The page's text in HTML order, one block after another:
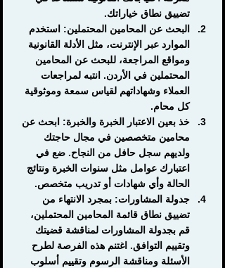
تضييق نطاق خياراتك.
البحث عن المحامين المحتملين: استخدم
الموارد عبر الإنترنت، مثل الأدلة القانونية
ومواقع المراجعة، للبحث عن المحامين
المحتملين في الأردن. انتبه لمراجعات
العملاء وشهاداتهم لقياس سمعة وموثوقية
كل محام.
خذ بعين الاعتبار الخبرة والخبرة: ابحث عن
محامين متخصصين في مجال حاجتك
ولديهم سجل حافل من النجاح. ضع في
اعتبارك عوامل مثل سنوات الخبرة ونتائج
الحالة وأي شهادات أو تدريب متخصص.
جدولة المشاورات: بمجرد الانتهاء من
تضييق نطاق قائمة المحامين المحتملين،
قم بجدولة المشاورات لمناقشة قضيتك
وتقييم التوافق. اغتنم هذه الفرصة لطرح
الأسئلة ومناقشة الرسوم وتقييم أسلوب